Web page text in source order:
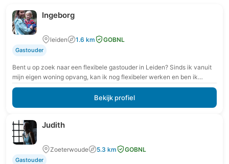
Ingeborg
leiden 1.6 km GOBNL
Gastouder
Bent u op zoek naar een flexibele gastouder in Leiden? Sinds ik vanuit
mijn eigen woning opvang, kan ik nog flexibeler werken en ben ik…
Bekijk profiel
Judith
Zoeterwoude 5.3 km GOBNL
Gastouder